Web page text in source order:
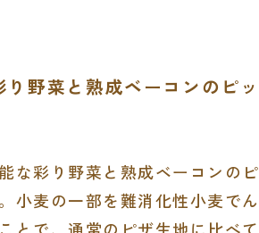
野菜と熟成ベーコンのピッ
な彩り野菜と熟成ベーコンのピ
小麦の一部を難消化性小麦でん